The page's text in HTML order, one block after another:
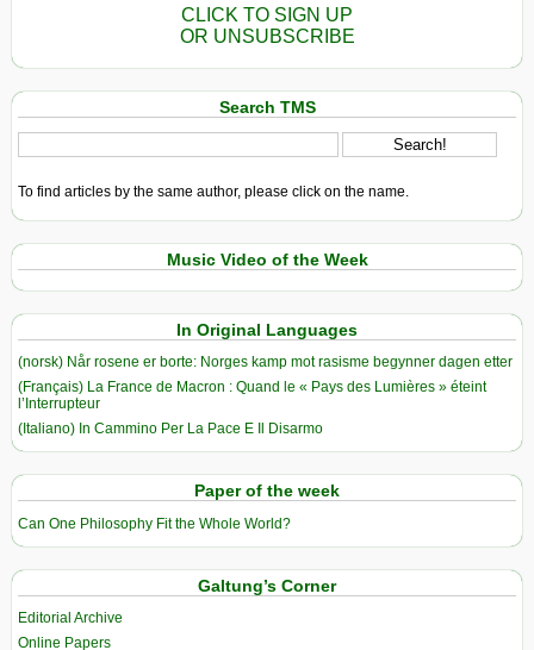
CLICK TO SIGN UP
OR UNSUBSCRIBE
Search TMS
To find articles by the same author, please click on the name.
Music Video of the Week
In Original Languages
(norsk) Når rosene er borte: Norges kamp mot rasisme begynner dagen etter
(Français) La France de Macron : Quand le « Pays des Lumières » éteint
l’Interrupteur
(Italiano) In Cammino Per La Pace E Il Disarmo
Paper of the week
Can One Philosophy Fit the Whole World?
Galtung’s Corner
Editorial Archive
Online Papers